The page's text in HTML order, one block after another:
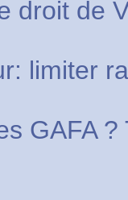
droit de
limiter
GAFA